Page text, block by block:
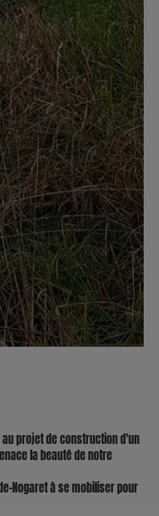
projet de construction d'un
la beauté de notre
Nogaret à se mobiliser pour
Proposée par Jean
Anza